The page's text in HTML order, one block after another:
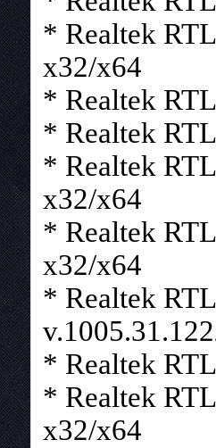
* Realtek
x32/x64
* Realtek
* Realtek
* Realtek
x32/x64
* Realtek
x32/x64
* Realtek
* Realtek
* Realtek
x32/x64